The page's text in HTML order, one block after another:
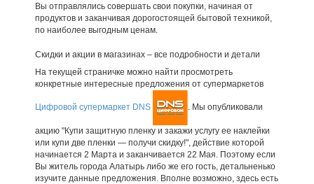
Вы отправлялись совершать свои покупки, начиная от
продуктов и заканчивая дорогостоящей бытовой техникой,
по наиболее выгодным ценам.
Скидки и акции в магазинах – все подробности и детали
На текущей страничке можно найти просмотреть
конкретные интересные предложения от супермаркетов
Цифровой супермаркет DNS . Мы опубликовали
акцию "Купи защитную пленку и закажи услугу ее наклейки
или купи две пленки — получи скидку!", действие которой
начинается 2 Марта и заканчивается 22 Мая. Поэтому если
Вы житель города Алатырь либо же его гость, детальненько
изучите данные предложения. Вполне возможно, здесь есть